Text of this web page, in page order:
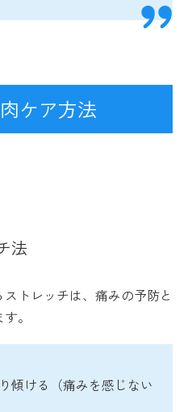
ケア方法
法
トレッチは、痛みの予防と
。
傾ける（痛みを感じない